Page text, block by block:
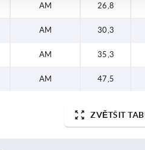
AM 26,8
AM 30,3
AM 35,3
AM 47,5
ZVĚTŠIT